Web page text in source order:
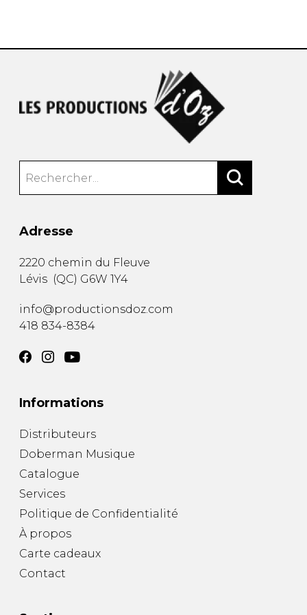
Adresse
2220 chemin du Fleuve
Lévis (QC) G6W 1Y4
info@productionsdoz.com
418 834-8384
Informations
Distributeurs
Doberman Musique
Catalogue
Services
Politique de Confidentialité
À propos
Carte cadeaux
Contact